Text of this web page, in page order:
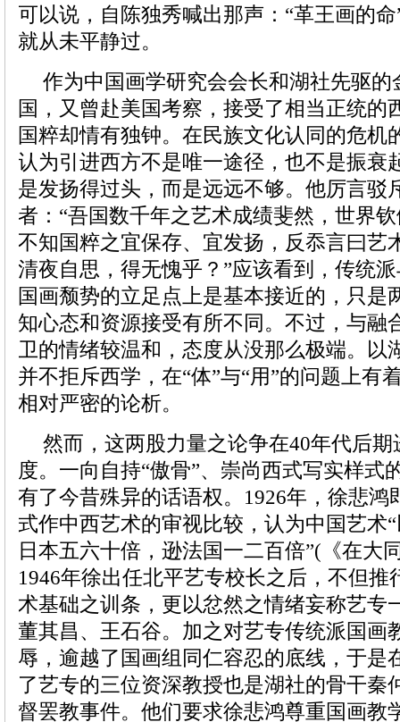
可以说，自陈独秀喊出那声：“革王画的
就从未平静过。
作为中国画学研究会会长和湖社先驱
国，又曾赴美国考察，接受了相当正统的
国粹却情有独钟。在民族文化认同的危机
认为引进西方不是唯一途径，也不是振衰
是发扬得过头，而是远远不够。他厉言驳
者：“吾国数千年之艺术成绩斐然，世界
不知国粹之宜保存、宜发扬，反忝言曰艺
清夜自思，得无愧乎？”应该看到，传统
国画颓势的立足点上是基本接近的，只是
知心态和资源接受有所不同。不过，与融
卫的情绪较温和，态度从没那么极端。以
并不拒斥西学，在“体”与“用”的问题上有
相对严密的论析。
然而，这两股力量之论争在40年代后
度。一向自持“傲骨”、崇尚西式写实样式
有了今昔殊异的话语权。1926年，徐悲鸿
式作中西艺术的审视比较，认为中国艺术
日本五六十倍，逊法国一二百倍”(《在大
1946年徐出任北平艺专校长之后，不但推
术基础之训条，更以忿然之情绪妄称艺专
董其昌、王石谷。加之对艺专传统派国画
辱，逾越了国画组同仁容忍的底线，于是
了艺专的三位资深教授也是湖社的骨干秦
督罢教事件。他们要求徐悲鸿尊重国画教